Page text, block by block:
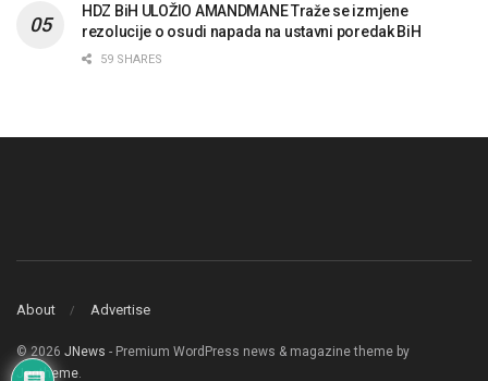
HDZ BiH ULOŽIO AMANDMANE Traže se izmjene
rezolucije o osudi napada na ustavni poredak BiH
59 SHARES
About Advertise
© 2026 JNews - Premium WordPress news & magazine theme by
Jegtheme.